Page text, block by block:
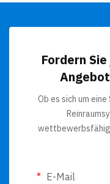
Fordern
Ob es sich um
E-Mail